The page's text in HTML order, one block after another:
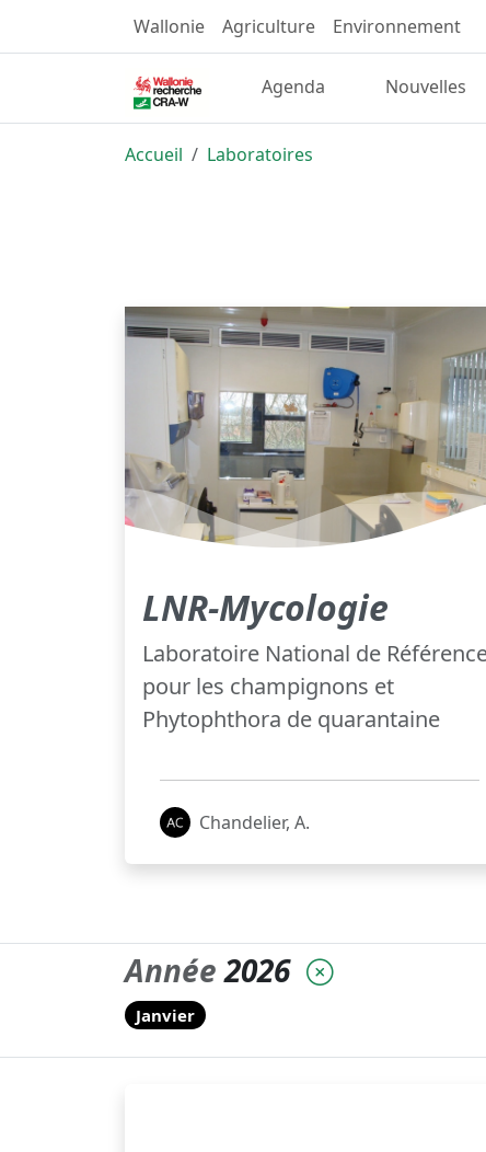
Wallonie Agriculture Environnement
Agenda Nouvelles
Accueil Laboratoires
LNR-Mycologie
Laboratoire National de
pour les champignons et
Phytophthora de quarantaine
Chandelier, A.
Année2026
Janvier